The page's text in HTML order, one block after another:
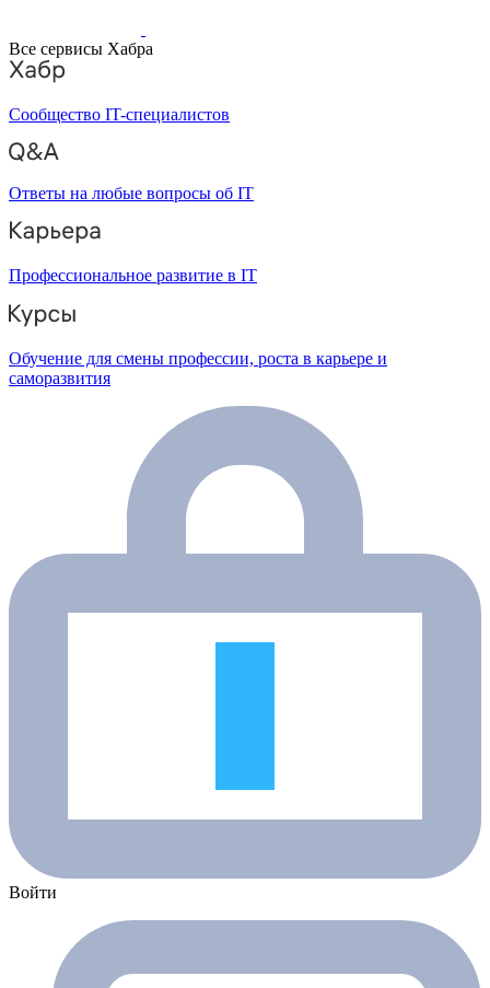
Все сервисы Хабра
Сообщество IT-специалистов
Ответы на любые вопросы об IT
Профессиональное развитие в IT
Обучение для смены профессии, роста в карьере и
саморазвития
Войти